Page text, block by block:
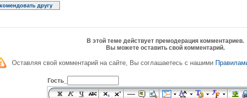
другу
В этой теме действует премодерация комментариев.
Вы можете оставить свой комментарий.
Оставляя свой комментарий на сайте, Вы соглашаетесь с нашими
Гость_